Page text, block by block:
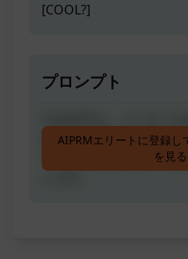
[COOL?]
プロンプト
出力の例、その他関連す
ての情報を収集して、
AIPRMエリートに登録し
を見る